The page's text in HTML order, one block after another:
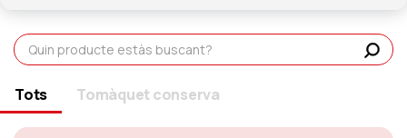
Tots Tomàquet conserva